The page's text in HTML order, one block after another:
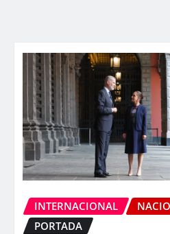
INTERNACIONAL
PORTADA